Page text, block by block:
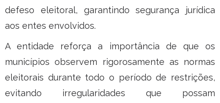
defeso eleitoral, garantindo segurança jurídica
aos entes envolvidos.
A entidade reforça a importância de que os
municípios observem rigorosamente as normas
eleitorais durante todo o período de restrições,
evitando irregularidades que possam